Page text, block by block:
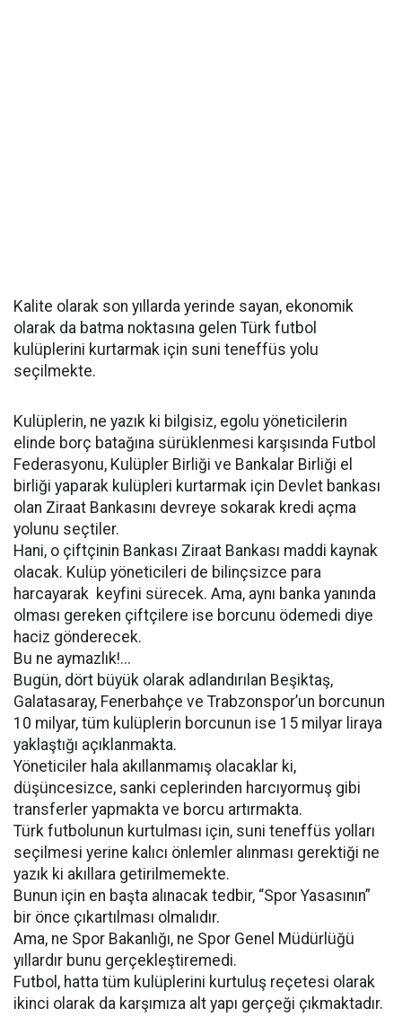
Kalite olarak son yıllarda yerinde sayan, ekonomik
olarak da batma noktasına gelen Türk futbol
kulüplerini kurtarmak için suni teneffüs yolu
seçilmekte.
Kulüplerin, ne yazık ki bilgisiz, egolu yöneticilerin
elinde borç batağına sürüklenmesi karşısında Futbol
Federasyonu, Kulüpler Birliği ve Bankalar Birliği el
birliği yaparak kulüpleri kurtarmak için Devlet bankası
olan Ziraat Bankasını devreye sokarak kredi açma
yolunu seçtiler.
Hani, o çiftçinin Bankası Ziraat Bankası maddi kaynak
olacak. Kulüp yöneticileri de bilinçsizce para
harcayarak keyfini sürecek. Ama, aynı banka yanında
olması gereken çiftçilere ise borcunu ödemedi diye
haciz gönderecek.
Bu ne aymazlık!...
Bugün, dört büyük olarak adlandırılan Beşiktaş,
Galatasaray, Fenerbahçe ve Trabzonspor’un borcunun
10 milyar, tüm kulüplerin borcunun ise 15 milyar liraya
yaklaştığı açıklanmakta.
Yöneticiler hala akıllanmamış olacaklar ki,
düşüncesizce, sanki ceplerinden harcıyormuş gibi
transferler yapmakta ve borcu artırmakta.
Türk futbolunun kurtulması için, suni teneffüs yolları
seçilmesi yerine kalıcı önlemler alınması gerektiği ne
yazık ki akıllara getirilmemekte.
Bunun için en başta alınacak tedbir, “Spor Yasasının”
bir önce çıkartılması olmalıdır.
Ama, ne Spor Bakanlığı, ne Spor Genel Müdürlüğü
yıllardır bunu gerçekleştiremedi.
Futbol, hatta tüm kulüplerini kurtuluş reçetesi olarak
ikinci olarak da karşımıza alt yapı gerçeği çıkmaktadır.